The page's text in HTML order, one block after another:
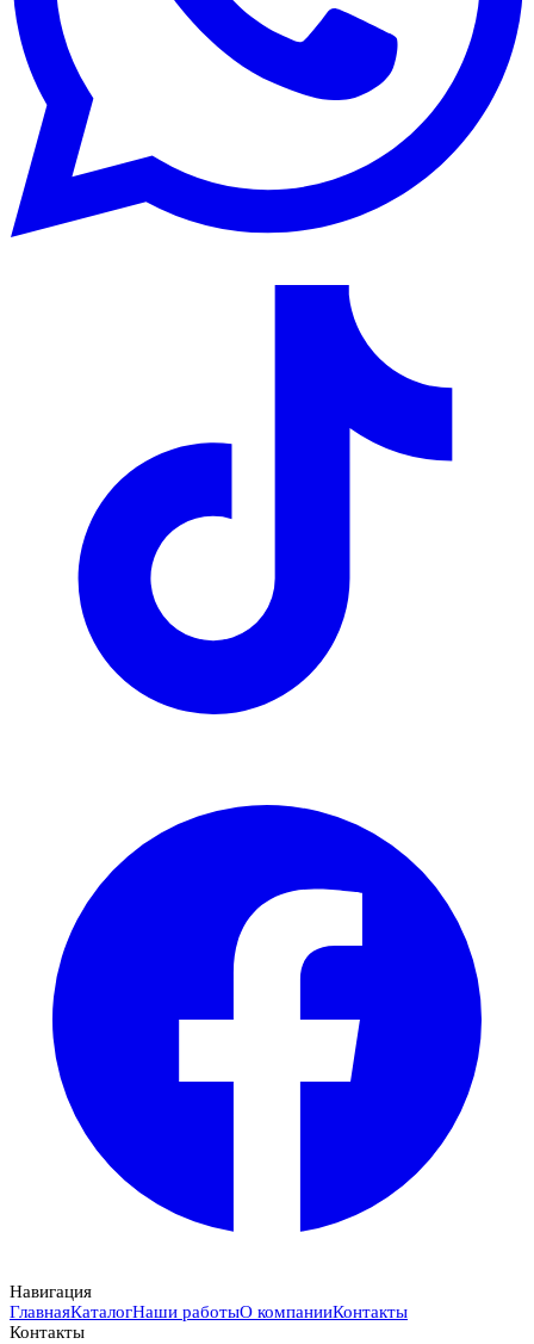
Навигация
ГлавнаяКаталогНаши работыО компанииКонтакты
Контакты